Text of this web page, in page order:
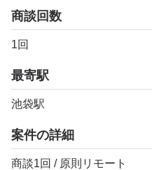
商談回数
1回
最寄駅
池袋駅
案件の詳細
商談1回 / 原則リモート